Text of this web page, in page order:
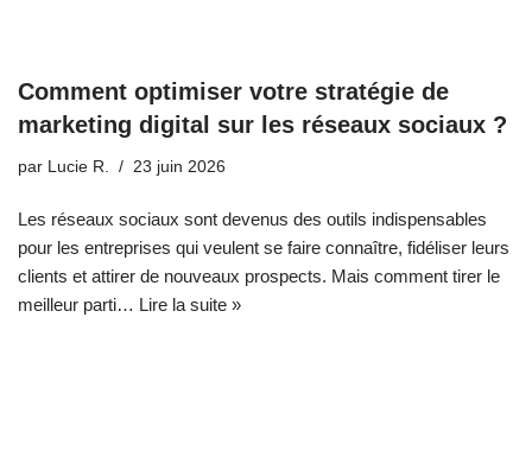
Comment optimiser votre stratégie de
marketing digital sur les réseaux sociaux ?
par Lucie R. 23 juin 2026
Les réseaux sociaux sont devenus des outils indispensables
pour les entreprises qui veulent se faire connaître, fidéliser leurs
clients et attirer de nouveaux prospects. Mais comment tirer le
meilleur parti… Lire la suite »